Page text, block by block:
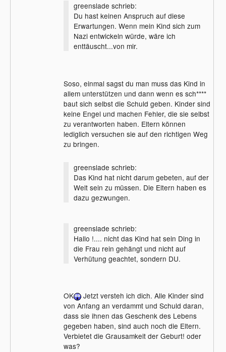
greenslade schrieb:
Du hast keinen Anspruch auf diese
Erwartungen. Wenn mein Kind sich zum
Nazi entwickeln würde, wäre ich
enttäuscht...von mir.
Soso, einmal sagst du man muss das Kind in
allem unterstützen und dann wenn es sch****
baut sich selbst die Schuld geben. Kinder sind
keine Engel und machen Fehler, die sie selbst
zu verantworten haben. Eltern können
lediglich versuchen sie auf den richtigen Weg
zu bringen.
greenslade schrieb:
Das Kind hat nicht darum gebeten, auf der
Welt sein zu müssen. Die Eltern haben es
dazu gezwungen.
greenslade schrieb:
Hallo !.... nicht das Kind hat sein Ding in
die Frau rein gehängt und nicht auf
Verhütung geachtet, sondern DU.
OK
Jetzt versteh ich dich. Alle Kinder sind
von Anfang an verdammt und Schuld daran,
dass sie ihnen das Geschenk des Lebens
gegeben haben, sind auch noch die Eltern.
Verbietet die Grausamkeit der Geburt! oder
was?